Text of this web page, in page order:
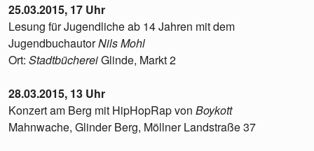
25.03.2015, 17 Uhr
Lesung für Jugendliche ab 14 Jahren mit dem
JugendbuchautorNils Mohl
Ort: StadtbüchereiGlinde, Markt 2
28.03.2015, 13 Uhr
Konzert am Berg mit HipHopRap von Boykott
Mahnwache, Glinder Berg, Möllner Landstraße 37